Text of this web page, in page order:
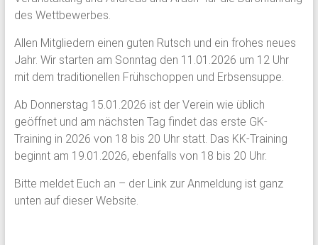
des Wettbewerbes.
Allen Mitgliedern einen guten Rutsch und ein frohes neues
Jahr. Wir starten am Sonntag den 11.01.2026 um 12 Uhr
mit dem traditionellen Frühschoppen und Erbsensuppe.
Ab Donnerstag 15.01.2026 ist der Verein wie üblich
geöffnet und am nächsten Tag findet das erste GK-
Training in 2026 von 18 bis 20 Uhr statt. Das KK-Training
beginnt am 19.01.2026, ebenfalls von 18 bis 20 Uhr.
Bitte meldet Euch an – der Link zur Anmeldung ist ganz
unten auf dieser Website.